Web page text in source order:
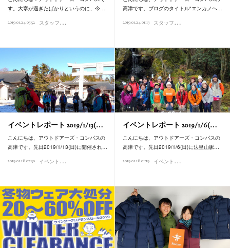
す。大寒が過ぎたばかりというのに、今…
2019.01.24 03:52 ス
タッフオススメ商品
高津です。ブログのタイトル"エンカノヘ…
2019.01.24 01:13 ス
タッフ日記
イベントレポート 2019/1/13(…
こんにちは、アウトドアーズ・コンパスの
高津です。先日2019/1/13(日)に開催され…
2019.01.18 02:50 イ
ベントレポート
イベントレポート 2019/1/6(…
こんにちは、アウトドアーズ・コンパスの
高津です。先日2019/1/6(日)に法皇山脈…
2019.01.18 01:19 イ
ベントレポート